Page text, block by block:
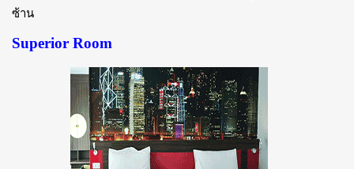
ซ้าน
Superior Room